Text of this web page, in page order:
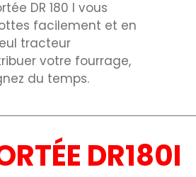
DR 180 I vous
facilement et en
tracteur
votre fourrage,
du temps.
DR180I